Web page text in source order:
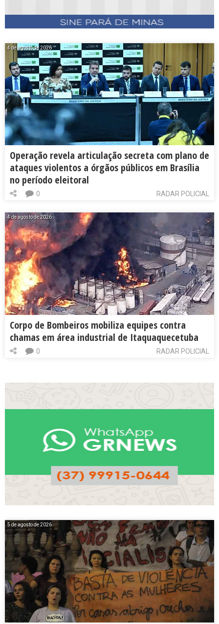
4 de agosto de 2026
Operação revela articulação secreta com plano de
ataques violentos a órgãos públicos em Brasília
no período eleitoral
RADAR POLICIAL
0
4 de agosto de 2026
Corpo de Bombeiros mobiliza equipes contra
chamas em área industrial de Itaquaquecetuba
RADAR POLICIAL
0
5 de agosto de 2026